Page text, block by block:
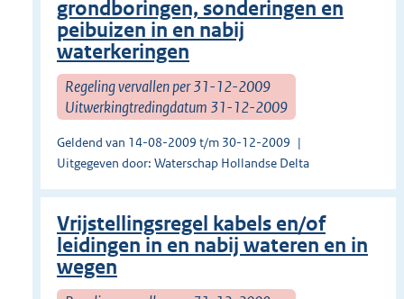
grondboringen, sonderingen en
peibuizen in en nabij
waterkeringen
Regeling vervallen per 31-12-2009
Uitwerkingtredingdatum 31-12-2009
Geldend van 14-08-2009 t/m 30-12-2009
Uitgegeven door: Waterschap Hollandse Delta
Vrijstellingsregel kabels en/of
leidingen in en nabij wateren en in
wegen